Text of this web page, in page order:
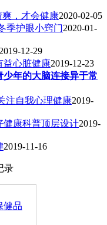
爽，才会健康2020-02-05
季护眼小窍门2020-01-
2019-12-29
益心脏健康2019-12-23
年的大脑连接异于常
注自我心理健康2019-
健康科普顶层设计2019-
2019-11-16
录
健品